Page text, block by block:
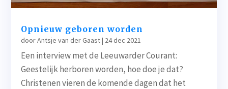
Opnieuw geboren worden
doorAntsje van der Gaast| 24 dec 2021
Een interview met de Leeuwarder Courant:
Geestelijk herboren worden, hoe doe je dat?
Christenen vieren de komende dagen dat het